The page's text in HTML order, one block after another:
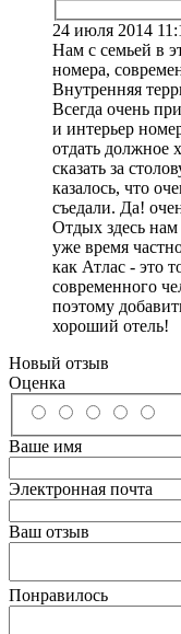
24 июля 2014
Нам с семьей в
номера,
Внутренняя
Всегда очень
и интерьер
отдать должное
сказать за
казалось, что
съедали. Да!
Отдых здесь
уже время
как Атлас - это
современного
поэтому
хороший отель!
Новый отзыв
Оценка
Ваше имя
Электронная почта
Ваш отзыв
Понравилось